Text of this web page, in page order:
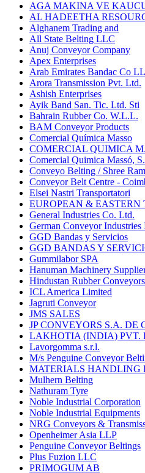
AGA MAKINA VE
AL HADEETHA
Alghanem Trading and
All State Belting LLC
Anuj Conveyor Company
Apex Enterprises
Arab Emirates Bandac Co
Arora Transmission Pvt. Ltd.
Ashish Enterprises
Ayik Band San. Tic. Ltd. Sti
Bahrain Rubber Co. W.L.L.
BAM Conveyor Products
Comercial Química Masso
COMERCIAL QUIMICA
Comercial Quimica Massó,
Conveyo Belting / Shree
Conveyor Belt Centre -
Elsei Nastri Transportatori
EUROPEAN & EASTERN
General Industries Co. Ltd.
German Conveyor
GGD Bandas y Servicios
GGD BANDAS Y
Gummilabor SPA
Hanuman Machinery
Hindustan Rubber
ICL America Limited
Jagruti Conveyor
JMS SALES
JP CONVEYORS S.A. DE
LAKHOTIA (INDIA) PVT.
Lavorgomma s.r.l.
M/s Penguine Conveyor
MATERIALS HANDLING
Mulhern Belting
Nathuram Tyre
Noble Industrial Corporation
Noble Industrial Equipments
NRG Conveyors &
Openheimer Asia LLP
Penguine Conveyor Beltings
Plus Fuzion LLC
PRIMOGUM AB